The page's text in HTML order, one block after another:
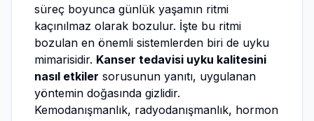
süreç boyunca günlük yaşamın ritmi
kaçınılmaz olarak bozulur. İşte bu ritmi
bozulan en önemli sistemlerden biri de uyku
mimarisidir. Kanser tedavisi uyku kalitesini
nasıl etkiler sorusunun yanıtı, uygulanan
yöntemin doğasında gizlidir.
Kemodanışmanlık, radyodanışmanlık, hormon